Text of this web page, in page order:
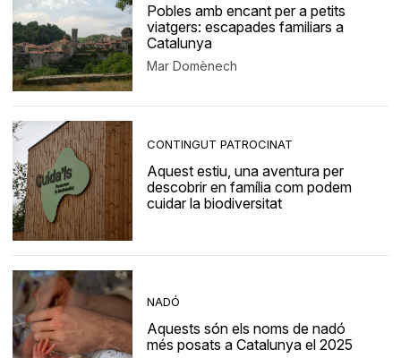
Pobles amb encant per a petits
viatgers: escapades familiars a
Catalunya
Mar Domènech
CONTINGUT PATROCINAT
Aquest estiu, una aventura per
descobrir en família com podem
cuidar la biodiversitat
NADÓ
Aquests són els noms de nadó
més posats a Catalunya el 2025